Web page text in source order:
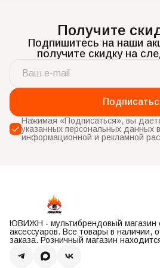
Получите
Подпишитесь на наши
получите скидку на
Нажимая «Подписаться», вы
указанных персональных данных
информационной и рекламной
ЮВИЖН - мультибрендовый магазин
аксессуаров. Все товары в наличии,
заказа. Розничный магазин